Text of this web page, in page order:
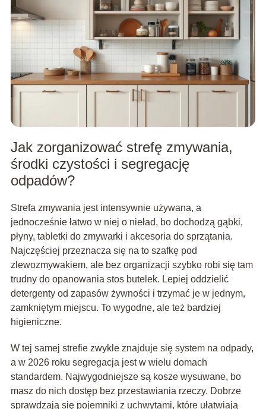
Jak zorganizować strefę zmywania,
środki czystości i segregację
odpadów?
Strefa zmywania jest intensywnie używana, a
jednocześnie łatwo w niej o nieład, bo dochodzą gąbki,
płyny, tabletki do zmywarki i akcesoria do sprzątania.
Najczęściej przeznacza się na to szafkę pod
zlewozmywakiem, ale bez organizacji szybko robi się tam
trudny do opanowania stos butelek. Lepiej oddzielić
detergenty od zapasów żywności i trzymać je w jednym,
zamkniętym miejscu. To wygodne, ale też bardziej
higieniczne.
W tej samej strefie zwykle znajduje się system na odpady,
a w 2026 roku segregacja jest w wielu domach
standardem. Najwygodniejsze są kosze wysuwane, bo
masz do nich dostęp bez przestawiania rzeczy. Dobrze
sprawdzają się pojemniki z uchwytami, które ułatwiają